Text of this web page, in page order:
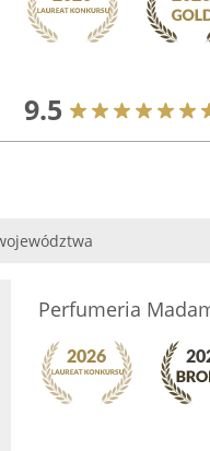
9.5
Perfumeria